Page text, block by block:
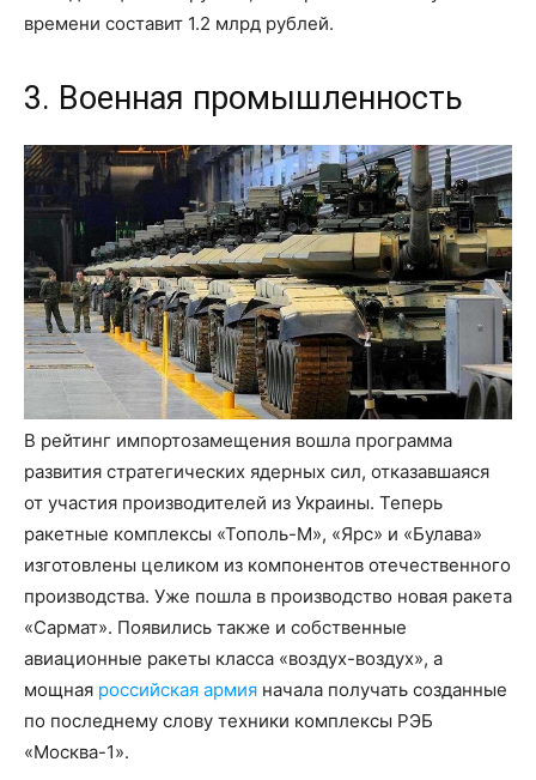
времени составит 1.2 млрд рублей.
3. Военная промышленность
В рейтинг импортозамещения вошла программа
развития стратегических ядерных сил, отказавшаяся
от участия производителей из Украины. Теперь
ракетные комплексы «Тополь-М», «Ярс» и «Булава»
изготовлены целиком из компонентов отечественного
производства. Уже пошла в производство новая ракета
«Сармат». Появились также и собственные
авиационные ракеты класса «воздух-воздух», а
мощная российская армия начала получать созданные
по последнему слову техники комплексы РЭБ
«Москва-1».